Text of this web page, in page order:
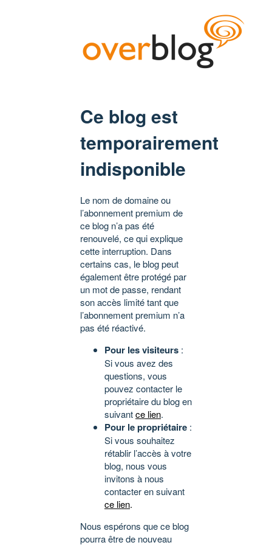
Ce blog est
temporairement
indisponible
Le nom de domaine ou
l’abonnement premium de
ce blog n’a pas été
renouvelé, ce qui explique
cette interruption. Dans
certains cas, le blog peut
également être protégé par
un mot de passe, rendant
son accès limité tant que
l’abonnement premium n’a
pas été réactivé.
Pour les visiteurs :
Si vous avez des
questions, vous
pouvez contacter le
propriétaire du blog en
suivantce lien.
Pour le propriétaire :
Si vous souhaitez
rétablir l’accès à votre
blog, nous vous
invitons à nous
contacter en suivant
ce lien.
Nous espérons que ce blog
pourra être de nouveau